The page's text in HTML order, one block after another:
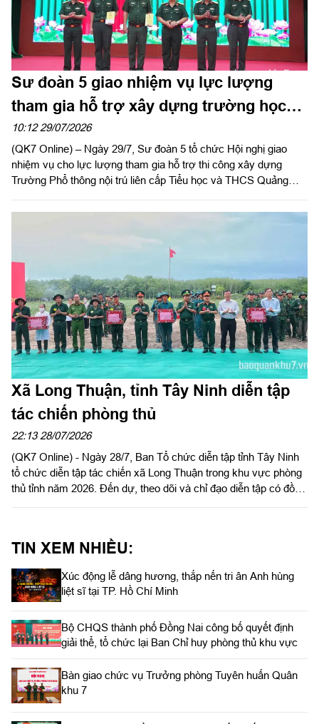
Sư đoàn 5 giao nhiệm vụ lực lượng
tham gia hỗ trợ xây dựng trường học
trên địa bàn tỉnh Lâm Đồng
10:12 29/07/2026
(QK7 Online) – Ngày 29/7, Sư đoàn 5 tổ chức Hội nghị giao
nhiệm vụ cho lực lượng tham gia hỗ trợ thi công xây dựng
Trường Phổ thông nội trú liên cấp Tiểu học và THCS Quảng
trưởng chủ trì hội nghị.
Xã Long Thuận, tỉnh Tây Ninh diễn tập
tác chiến phòng thủ
22:13 28/07/2026
(QK7 Online) - Ngày 28/7, Ban Tổ chức diễn tập tỉnh Tây Ninh
tổ chức diễn tập tác chiến xã Long Thuận trong khu vực phòng
thủ tỉnh năm 2026. Đến dự, theo dõi và chỉ đạo diễn tập có đồng
diễn tập tỉnh, Phó Trưởng ban thường trực Ban tổ chức diễn tập
tỉnh; Đại tá Phạm Ngọc Thạch, Phó Chỉ huy trưởng Bộ CHQS
tỉnh.
TIN XEM NHIỀU:
Xúc động lễ dâng hương, thắp nến tri ân Anh hùng
liệt sĩ tại TP. Hồ Chí Minh
Bộ CHQS thành phố Đồng Nai công bố quyết định
giải thể, tổ chức lại Ban Chỉ huy phòng thủ khu vực
Bàn giao chức vụ Trưởng phòng Tuyên huấn Quân
khu 7